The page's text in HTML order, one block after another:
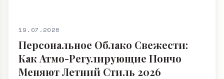
19.07.2026
Персональное Облако Свежести:
Как Атмо-Регулирующие Пончо
Меняют Летний Стиль 2026